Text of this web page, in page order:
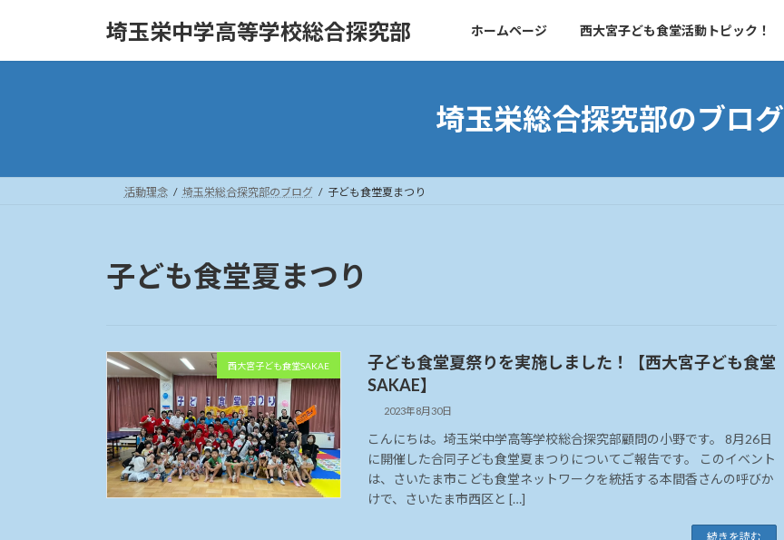
埼玉栄中学高等学校総合探究部 ホームページ 西大宮子ども食堂活動トピック！
埼玉栄総合探究部のブログ
活動理念 埼玉栄総合探究部のブログ 子ども食堂夏まつり
子ども食堂夏まつり
西大宮子ども食堂SAKAE
子ども食堂夏祭りを実施しました！【西大宮子ども食堂
SAKAE】
2023年8月30日
こんにちは。埼玉栄中学高等学校総合探究部顧問の小野です。 8月26日
に開催した合同子ども食堂夏まつりについてご報告です。 このイベント
は、さいたま市こども食堂ネットワークを統括する本間香さんの呼びか
けで、さいたま市西区と […]
続きを読む